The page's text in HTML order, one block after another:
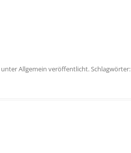
unter Allgemein veröffentlicht. Schlagwörter: